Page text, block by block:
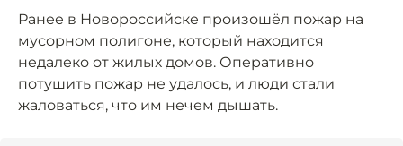
Ранее в Новороссийске произошёл пожар на
мусорном полигоне, который находится
недалеко от жилых домов. Оперативно
потушить пожар не удалось, и люди стали
жаловаться, что им нечем дышать.